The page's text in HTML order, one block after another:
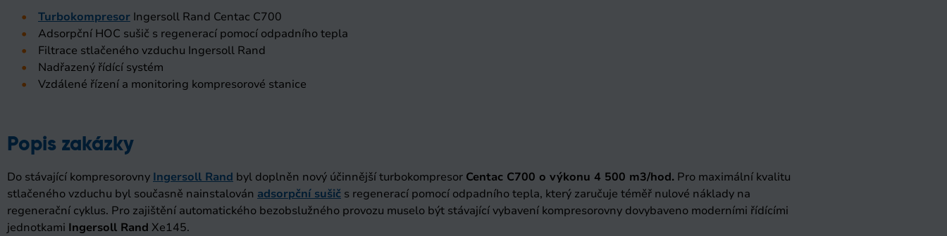
Turbokompresor Ingersoll Rand Centac C700
Adsorpční HOC sušič s regenerací pomocí odpadního tepla
Filtrace stlačeného vzduchu Ingersoll Rand
Nadřazený řídící systém
Vzdálené řízení a monitoring kompresorové stanice
Popis zakázky
Do stávající kompresorovny Ingersoll Rand byl doplněn nový účinnější turbokompresor Centac C700 o výkonu 4 500 m3/hod. Pro maximální kvalitu
stlačeného vzduchu byl současně nainstalován adsorpční sušič s regenerací pomocí odpadního tepla, který zaručuje téměř nulové náklady na
regenerační cyklus. Pro zajištění automatického bezobslužného provozu muselo být stávající vybavení kompresorovny dovybaveno moderními řídícími
jednotkami Ingersoll Rand Xe145.